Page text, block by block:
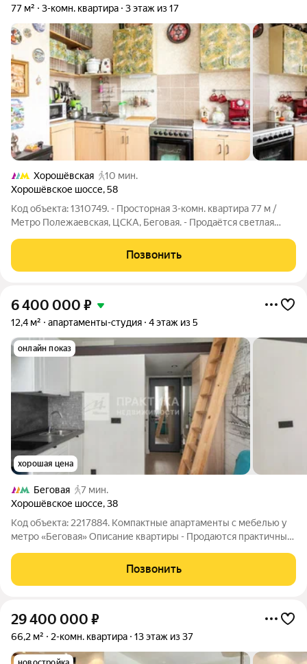
77 м² 3-комн. квартира 3 этаж из 17
Хорошёвская
10 мин.
Хорошёвское шоссе,58
Код объекта: 1310749. - Просторная 3-комн. квартира 77 м /
Метро Полежаевская, ЦСКА, Беговая. - Продаётся светлая
расположен в тихом месте во дворах, вдали от шума
Хорошёвского шоссе (ул. Полины
Позвонить
6 400 000 ₽
12,4 м² апартаменты-студия 4 этаж из 5
онлайн показ
хорошая цена
Беговая
7 мин.
Хорошёвское шоссе,38
Код объекта: 2217884. Компактные апартаменты с мебелью у
метро «Беговая» Описание квартиры - Продаются практичные
доме. Квартира расположена на 4 этаже 5-этажного дома.
Благодаря продуманной
Позвонить
29 400 000 ₽
66,2 м² 2-комн. квартира 13 этаж из 37